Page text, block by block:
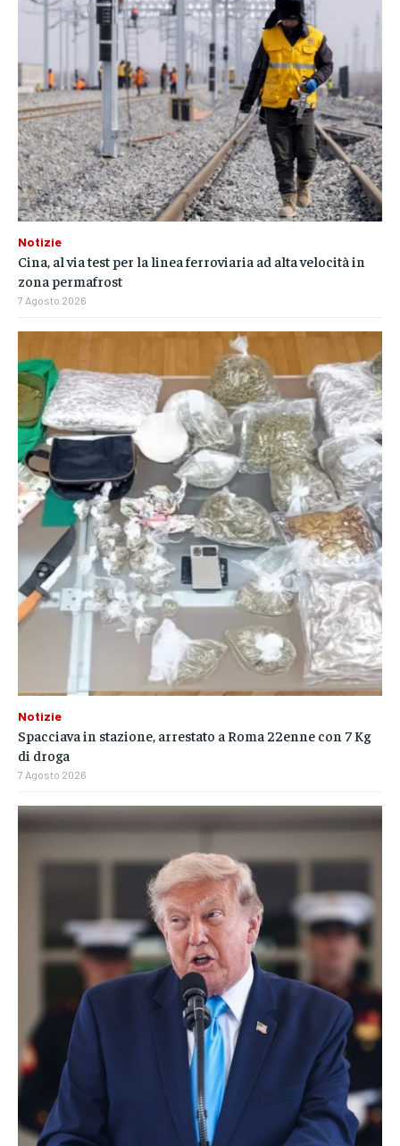
Notizie
Cina, al via test per la linea ferroviaria ad alta velocità in
zona permafrost
7 Agosto 2026
Notizie
Spacciava in stazione, arrestato a Roma 22enne con 7 Kg
di droga
7 Agosto 2026